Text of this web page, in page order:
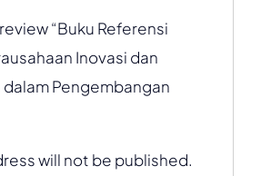
“Buku Referensi
Inovasi dan
Pengembangan
will not be published.